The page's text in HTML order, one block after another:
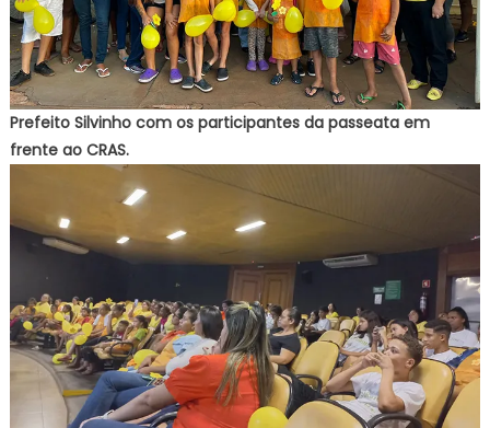
Prefeito Silvinho com os participantes da passeata em
frente ao CRAS.